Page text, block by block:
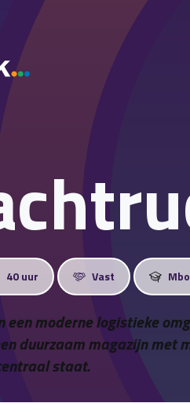
40 uur Vast
een moderne logistieke
duurzaam magazijn met
staat.